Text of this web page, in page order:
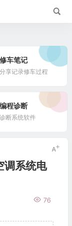
修车笔记
分享记录修车过程
编程诊断
诊断系统软件
调系统电
76